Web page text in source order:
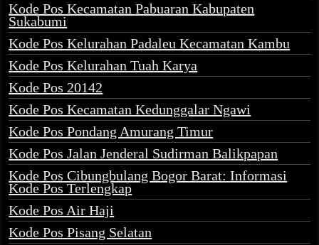
Kode Pos Kecamatan Pabuaran Kabupaten
Sukabumi
Kode Pos Kelurahan Padaleu Kecamatan Kambu
Kode Pos Kelurahan Tuah Karya
Kode Pos 20142
Kode Pos Kecamatan Kedunggalar Ngawi
Kode Pos Pondang Amurang Timur
Kode Pos Jalan Jenderal Sudirman Balikpapan
Kode Pos Cibungbulang Bogor Barat: Informasi
Kode Pos Terlengkap
Kode Pos Air Haji
Kode Pos Pisang Selatan